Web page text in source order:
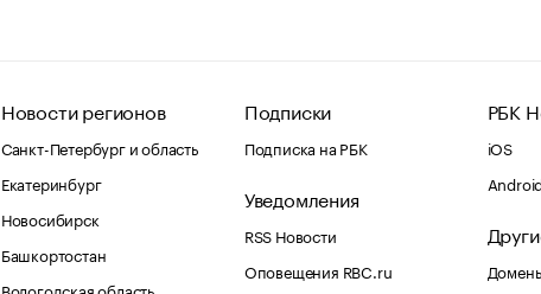
Новости регионов
Санкт-Петербург и область
Екатеринбург
Новосибирск
Башкортостан
Вологодская область
Подписки
Подписка на РБК
Уведомления
RSS Новости
Оповещения RBC.ru
РБК
iOS